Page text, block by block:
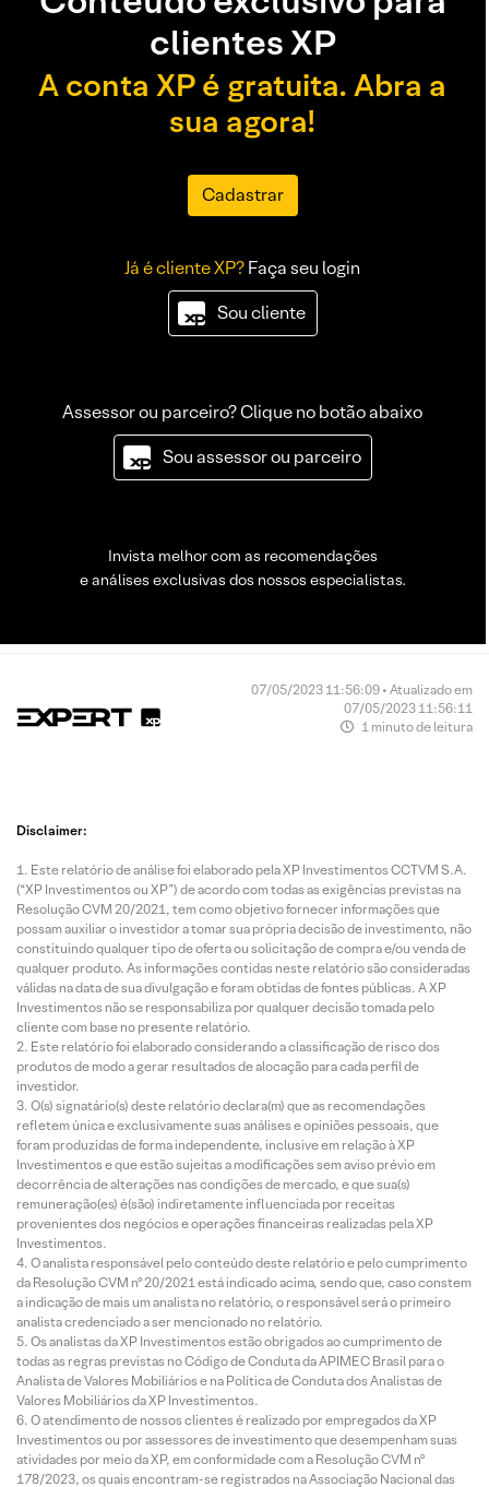
clientes XP
A conta XP é gratuita. Abra a
sua agora!
Cadastrar
Já é cliente XP?Faça seu login
Sou cliente
Assessor ou parceiro? Clique no botão abaixo
Sou assessor ou parceiro
Invista melhor com as recomendações
e análises exclusivas dos nossos especialistas.
07/05/2023 11:56:09 • Atualizado em
07/05/2023 11:56:11
1 minuto de leitura
Disclaimer:
Este relatório de análise foi elaborado pela XP Investimentos CCTVM S.A.
(“XP Investimentos ou XP”) de acordo com todas as exigências previstas na
Resolução CVM 20/2021, tem como objetivo fornecer informações que
possam auxiliar o investidor a tomar sua própria decisão de investimento, não
constituindo qualquer tipo de oferta ou solicitação de compra e/ou venda de
qualquer produto. As informações contidas neste relatório são consideradas
válidas na data de sua divulgação e foram obtidas de fontes públicas. A XP
Investimentos não se responsabiliza por qualquer decisão tomada pelo
cliente com base no presente relatório.
Este relatório foi elaborado considerando a classificação de risco dos
produtos de modo a gerar resultados de alocação para cada perfil de
investidor.
O(s) signatário(s) deste relatório declara(m) que as recomendações
refletem única e exclusivamente suas análises e opiniões pessoais, que
foram produzidas de forma independente, inclusive em relação à XP
Investimentos e que estão sujeitas a modificações sem aviso prévio em
decorrência de alterações nas condições de mercado, e que sua(s)
remuneração(es) é(são) indiretamente influenciada por receitas
provenientes dos negócios e operações financeiras realizadas pela XP
Investimentos.
O analista responsável pelo conteúdo deste relatório e pelo cumprimento
da Resolução CVM nº 20/2021 está indicado acima, sendo que, caso constem
a indicação de mais um analista no relatório, o responsável será o primeiro
analista credenciado a ser mencionado no relatório.
Os analistas da XP Investimentos estão obrigados ao cumprimento de
todas as regras previstas no Código de Conduta da APIMEC Brasil para o
Analista de Valores Mobiliários e na Política de Conduta dos Analistas de
Valores Mobiliários da XP Investimentos.
O atendimento de nossos clientes é realizado por empregados da XP
Investimentos ou por assessores de investimento que desempenham suas
atividades por meio da XP, em conformidade com a Resolução CVM nº
178/2023, os quais encontram-se registrados na Associação Nacional das